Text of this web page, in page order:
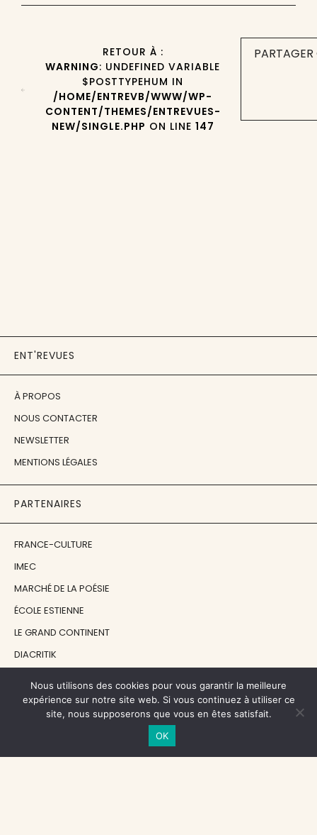
RETOUR À :
WARNING: UNDEFINED VARIABLE
$POSTTYPEHUM IN
/HOME/ENTREVB/WWW/WP-
CONTENT/THEMES/ENTREVUES-
NEW/SINGLE.PHP ON LINE 147
ENT'REVUES
À PROPOS
NOUS CONTACTER
NEWSLETTER
MENTIONS LÉGALES
PARTENAIRES
FRANCE-CULTURE
IMEC
MARCHÉ DE LA POÉSIE
ÉCOLE ESTIENNE
LE GRAND CONTINENT
DIACRITIK
NOS SOUTIENS
CENTRE NATIONAL DU LIVRE
Nous utilisons des cookies pour vous garantir la meilleure
expérience sur notre site web. Si vous continuez à utiliser ce
site, nous supposerons que vous en êtes satisfait.
OK